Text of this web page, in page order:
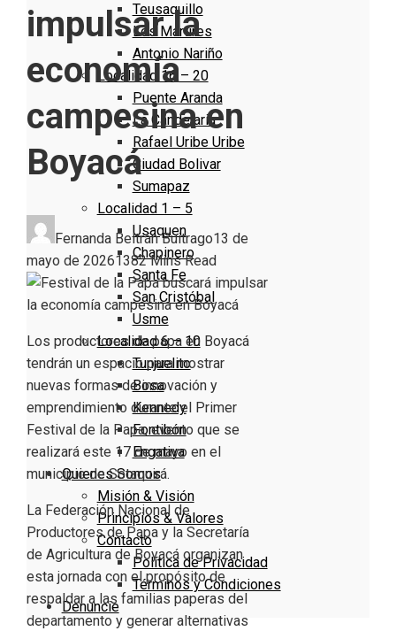
Teusaquillo
Los Mártires
Antonio Nariño
Localidad 16 – 20
Puente Aranda
La Candelaria
Rafael Uribe Uribe
Ciudad Bolivar
Sumapaz
Localidad 1 – 5
Usaquen
Chapinero
Santa Fe
San Cristóbal
Usme
Localidad 6 – 10
Tunjuelito
Bosa
Kennedy
Fontibón
Engativa
Quienes Somos
Misión & Visión
Principios & Valores
Contacto
Política de Privacidad
Términos y Condiciones
Denuncie
impulsar la
economía
campesina en
Boyacá
Fernanda Beltrán Buitrago13 de
mayo de 20261382 Mins Read
Los productores de papa en Boyacá
tendrán un espacio para mostrar
nuevas formas de innovación y
emprendimiento durante el Primer
Festival de la Papa, evento que se
realizará este 17 de mayo en el
municipio de Sotaquirá.
La Federación Nacional de
Productores de Papa y la Secretaría
de Agricultura de Boyacá organizan
esta jornada con el propósito de
respaldar a las familias paperas del
departamento y generar alternativas